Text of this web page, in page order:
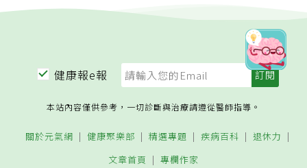
健康報e報
本站內容僅供參考，一切診斷與治療請遵從醫師指導。
關於元氣網 健康聚樂部 精選專題 疾病百科
退休力
文章首頁
專欄作家